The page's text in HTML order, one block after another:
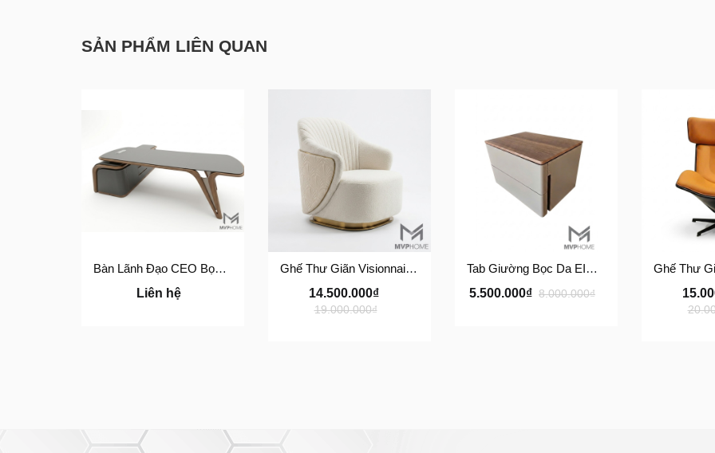
SẢN PHẨM LIÊN QUAN
Bàn Lãnh Đạo CEO Bọc Da Cao Cấp BLĐ-01
Liên hệ
Ghế Thư Giãn Visionnaire Adele Armchair SFD11
14.500.000₫
19.000.000₫
Tab Giường Bọc Da EINES Nightstand Table TG122
5.500.000₫ 8.000.000₫